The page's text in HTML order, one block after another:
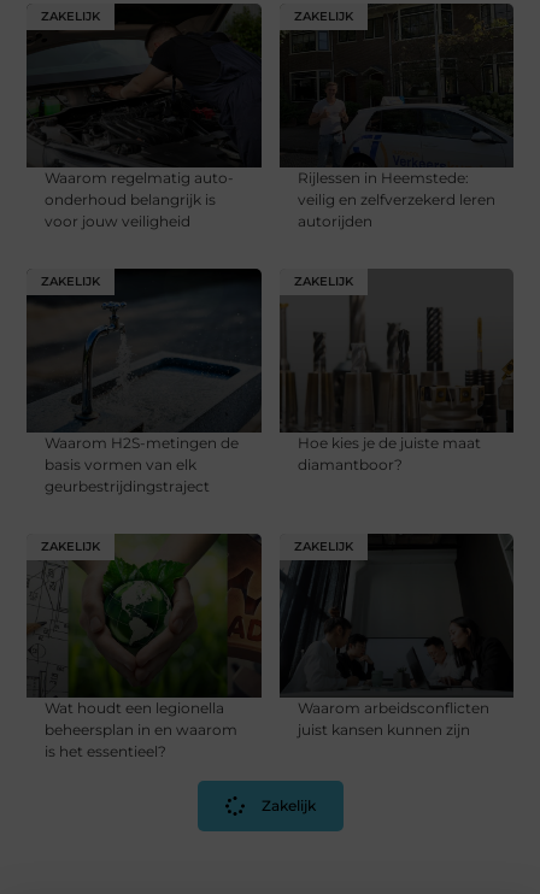
ZAKELIJK
Waarom regelmatig auto-
onderhoud belangrijk is
voor jouw veiligheid
ZAKELIJK
Rijlessen in Heemstede:
veilig en zelfverzekerd leren
autorijden
ZAKELIJK
Waarom H2S-metingen de
basis vormen van elk
geurbestrijdingstraject
ZAKELIJK
Hoe kies je de juiste maat
diamantboor?
ZAKELIJK
Wat houdt een legionella
beheersplan in en waarom
is het essentieel?
ZAKELIJK
Waarom arbeidsconflicten
juist kansen kunnen zijn
Zakelijk